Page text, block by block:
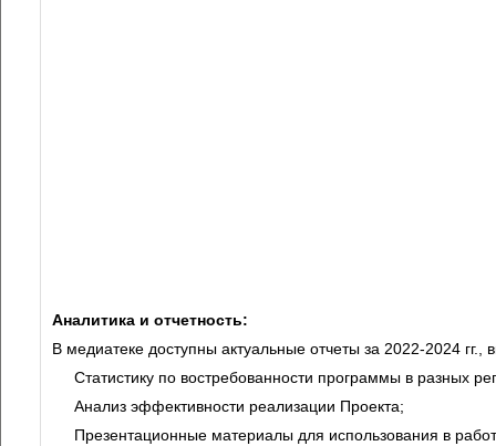
Аналитика и отчетность:
В медиатеке доступны актуальные отчеты за 2022-2024 гг.,
Статистику по востребованности программы в разных
Анализ эффективности реализации Проекта;
Презентационные материалы для использования в